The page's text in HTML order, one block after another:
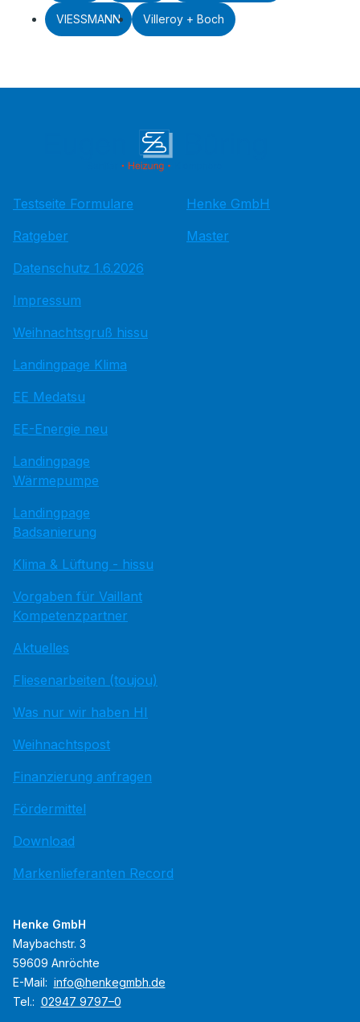
VIESSMANN Villeroy + Boch
Testseite Formulare
Ratgeber
Datenschutz 1.6.2026
Impressum
Weihnachtsgruß hissu
Landingpage Klima
EE Medatsu
EE-Energie neu
Landingpage
Wärmepumpe
Landingpage
Badsanierung
Klima & Lüftung - hissu
Vorgaben für Vaillant
Kompetenzpartner
Aktuelles
Fliesenarbeiten (toujou)
Was nur wir haben HI
Weihnachtspost
Finanzierung anfragen
Fördermittel
Download
Markenlieferanten Record
Henke GmbH
Master
Henke GmbH
Maybachstr. 3
59609 Anröchte
E-Mail: info@henkegmbh.de
Tel.: 02947 9797–0